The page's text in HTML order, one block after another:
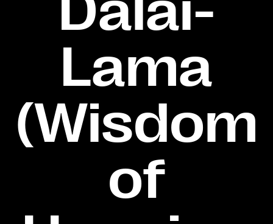
Lama
(Wisdom
of